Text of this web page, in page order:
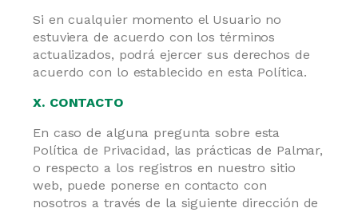
Si en cualquier momento el Usuario no
estuviera de acuerdo con los términos
actualizados, podrá ejercer sus derechos de
acuerdo con lo establecido en esta Política.
X. CONTACTO
En caso de alguna pregunta sobre esta
Política de Privacidad, las prácticas de Palmar,
o respecto a los registros en nuestro sitio
web, puede ponerse en contacto con
nosotros a través de la siguiente dirección de